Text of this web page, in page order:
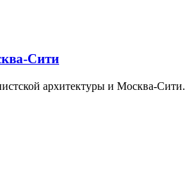
Сити
архитектуры и Москва-Сити.